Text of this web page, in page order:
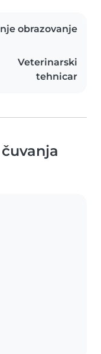
obrazovanje
Veterinarski
tehnicar